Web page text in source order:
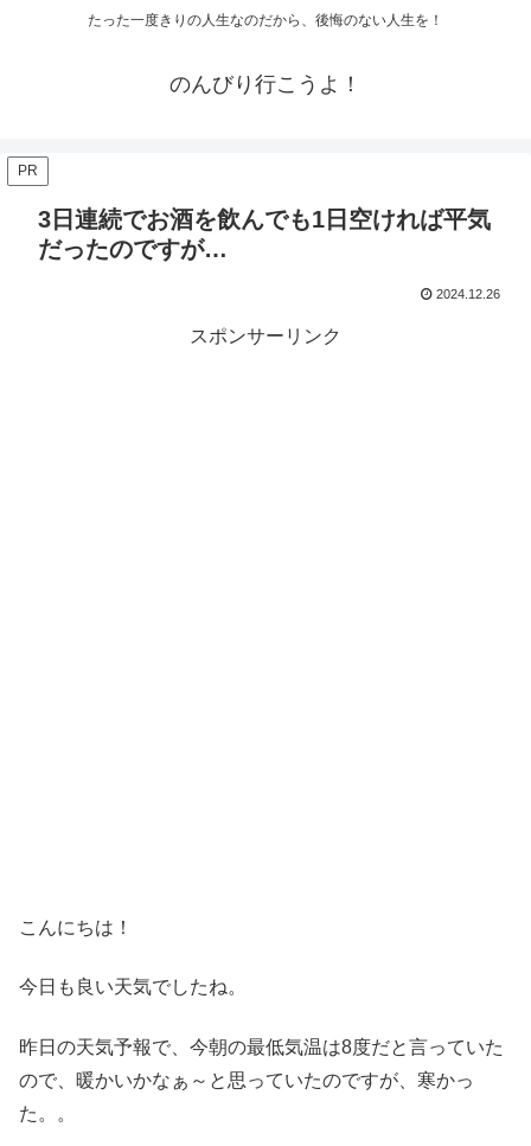
たった一度きりの人生なのだから、後悔のない人生を！
のんびり行こうよ！
PR
3日連続でお酒を飲んでも1日空ければ平気
だったのですが…
2024.12.26
スポンサーリンク
こんにちは！
今日も良い天気でしたね。
昨日の天気予報で、今朝の最低気温は8度だと言っていた
ので、暖かいかなぁ～と思っていたのですが、寒かっ
た。。